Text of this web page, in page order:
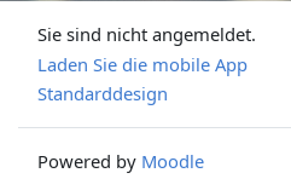
Sie sind nicht angemeldet.
Laden Sie die mobile App
Standarddesign
Powered by Moodle